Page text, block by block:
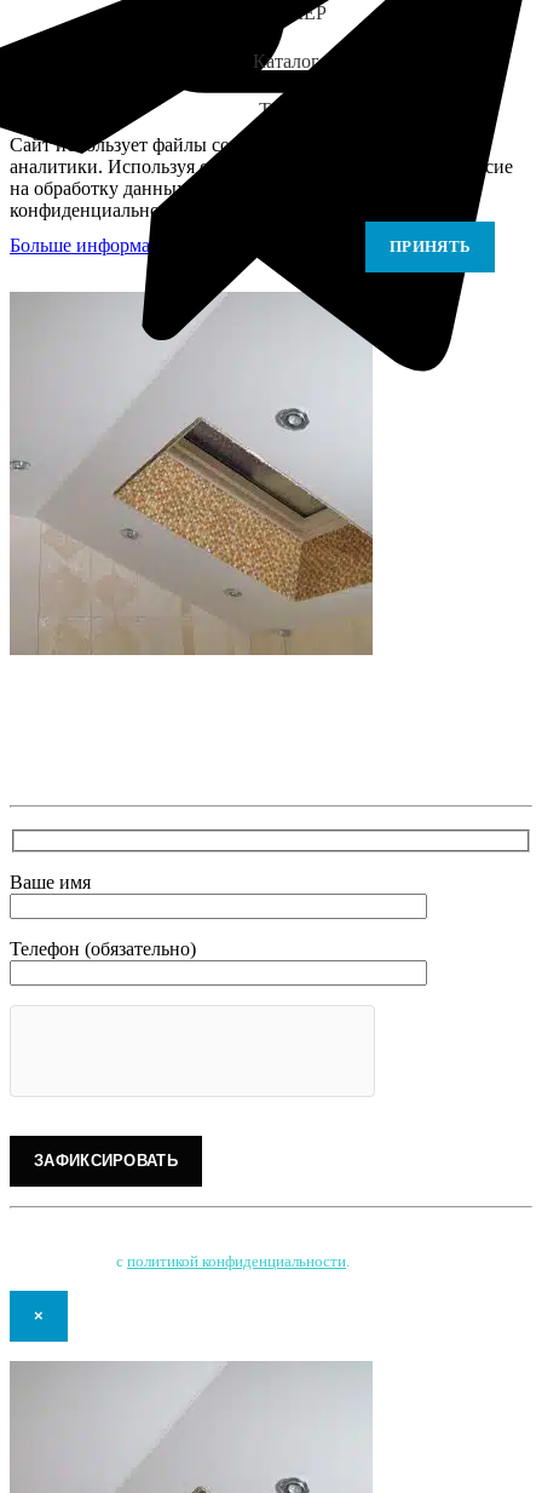
ЗАМЕР
Каталог
Telegram
Сайт использует файлы cookie для персонализации и
аналитики. Используя сайт, вы подтверждаете своё согласие
на обработку данных в соответствии с Политикой
конфиденциальности.
Больше информации
ПРИНЯТЬ
Ваше имя
Телефон (обязательно)
с политикой конфиденциальности.
×